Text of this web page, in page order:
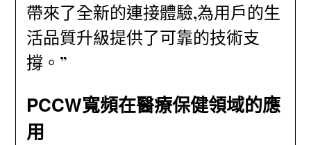
帶來了全新的連接體驗,為用戶的生
活品質升級提供了可靠的技術支
撐。”
PCCW寬頻在醫療保健領域的應
用